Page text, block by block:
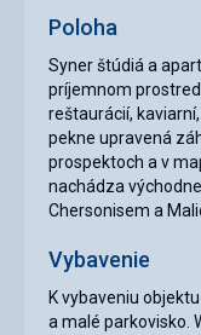
Poloha
Syner štúdiá a
príjemnom
reštaurácií,
pekne upravená
prospektoch a v
nachádza
Chersonisem a
Vybavenie
K vybaveniu
a malé parkovisko.